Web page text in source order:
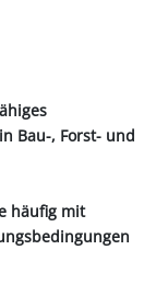
Bau-, Forst- und
häufig mit